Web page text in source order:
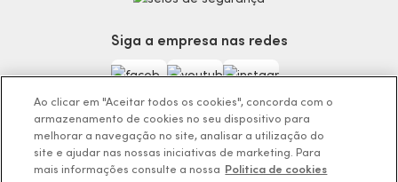
Encontre o Presente Ideal!
Beauty Week
Guia da Beleza Eudora
Siga a empresa nas redes
Ao clicar em "Aceitar todos os cookies", concorda com o
armazenamento de cookies no seu dispositivo para
melhorar a navegação no site, analisar a utilização do
site e ajudar nas nossas iniciativas de marketing. Para
mais informações consulte a nossa Politica de cookies